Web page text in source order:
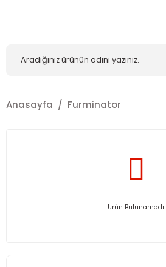
Anasayfa Furminator
Ürün Bulunamadı.